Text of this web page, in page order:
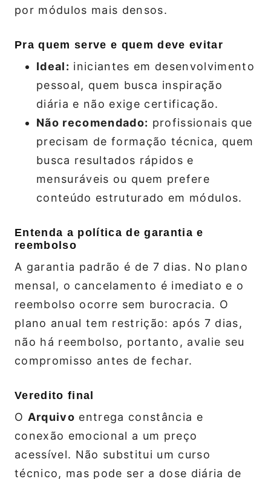
por módulos mais densos.
Pra quem serve e quem deve evitar
Ideal: iniciantes em desenvolvimento
pessoal, quem busca inspiração
diária e não exige certificação.
Não recomendado: profissionais que
precisam de formação técnica, quem
busca resultados rápidos e
mensuráveis ou quem prefere
conteúdo estruturado em módulos.
Entenda a política de garantia e
reembolso
A garantia padrão é de 7 dias. No plano
mensal, o cancelamento é imediato e o
reembolso ocorre sem burocracia. O
plano anual tem restrição: após 7 dias,
não há reembolso, portanto, avalie seu
compromisso antes de fechar.
Veredito final
O Arquivo entrega constância e
conexão emocional a um preço
acessível. Não substitui um curso
técnico, mas pode ser a dose diária de